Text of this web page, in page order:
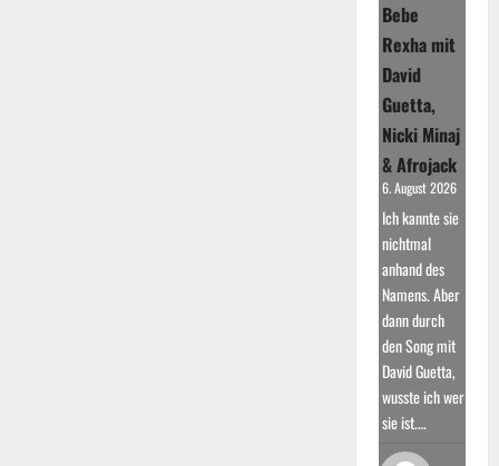
Bebe
Rexha mit
David
Guetta,
Nicki Minaj
& Afrojack
6. August 2026
Ich kannte sie
nichtmal
anhand des
Namens. Aber
dann durch
den Song mit
David Guetta,
wusste ich wer
sie ist.…